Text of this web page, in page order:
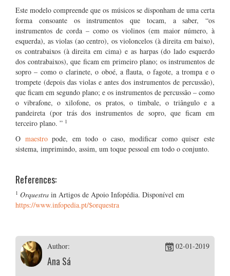
Este modelo compreende que os músicos se disponham de uma certa
forma consoante os instrumentos que tocam, a saber, “os
instrumentos de corda – como os violinos (em maior número, à
esquerda), as violas (ao centro), os violoncelos (à direita em baixo),
os contrabaixos (à direita em cima) e as harpas (do lado esquerdo
dos contrabaixos), que ficam em primeiro plano; os instrumentos de
sopro – como o clarinete, o oboé, a flauta, o fagote, a trompa e o
trompete (depois das violas e antes dos instrumentos de percussão),
que ficam em segundo plano; e os instrumentos de percussão – como
o vibrafone, o xilofone, os pratos, o timbale, o triângulo e a
pandeireta (por trás dos instrumentos de sopro, que ficam em
terceiro plano. ” 1
O maestropode, em todo o caso, modificar como quiser este
sistema, imprimindo, assim, um toque pessoal em todo o conjunto.
References:
1 Orquestra in Artigos de Apoio Infopédia. Disponível em
https://www.infopedia.pt/$orquestra
Author:
Ana Sá
02-01-2019